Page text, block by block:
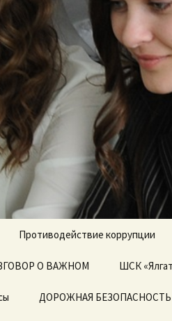
в 1
Противодействие коррупции
О ВАЖНОМ ШСК
ДОРОЖНАЯ БЕЗОПАСНОСТЬ